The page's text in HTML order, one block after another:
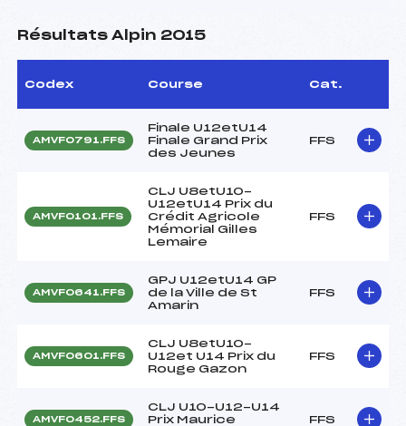
Résultats Alpin 2015
Codex Course Cat.
AMVF0791.FFS
Finale U12etU14
Finale Grand Prix
des Jeunes
FFS
AMVF0101.FFS
CLJ U8etU10-
U12etU14 Prix du
Crédit Agricole
Mémorial Gilles
Lemaire
FFS
AMVF0641.FFS
GPJ U12etU14 GP
de la Ville de St
Amarin
FFS
AMVF0601.FFS
CLJ U8etU10-
U12et U14 Prix du
Rouge Gazon
FFS
AMVF0452.FFS
CLJ U10-U12-U14
Prix Maurice
FFS